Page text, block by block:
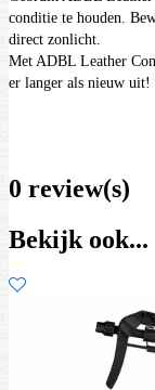
conditie te houden.
direct zonlicht.
Met ADBL Leather
er langer als nieuw uit!
0 review(s)
Bekijk ook...